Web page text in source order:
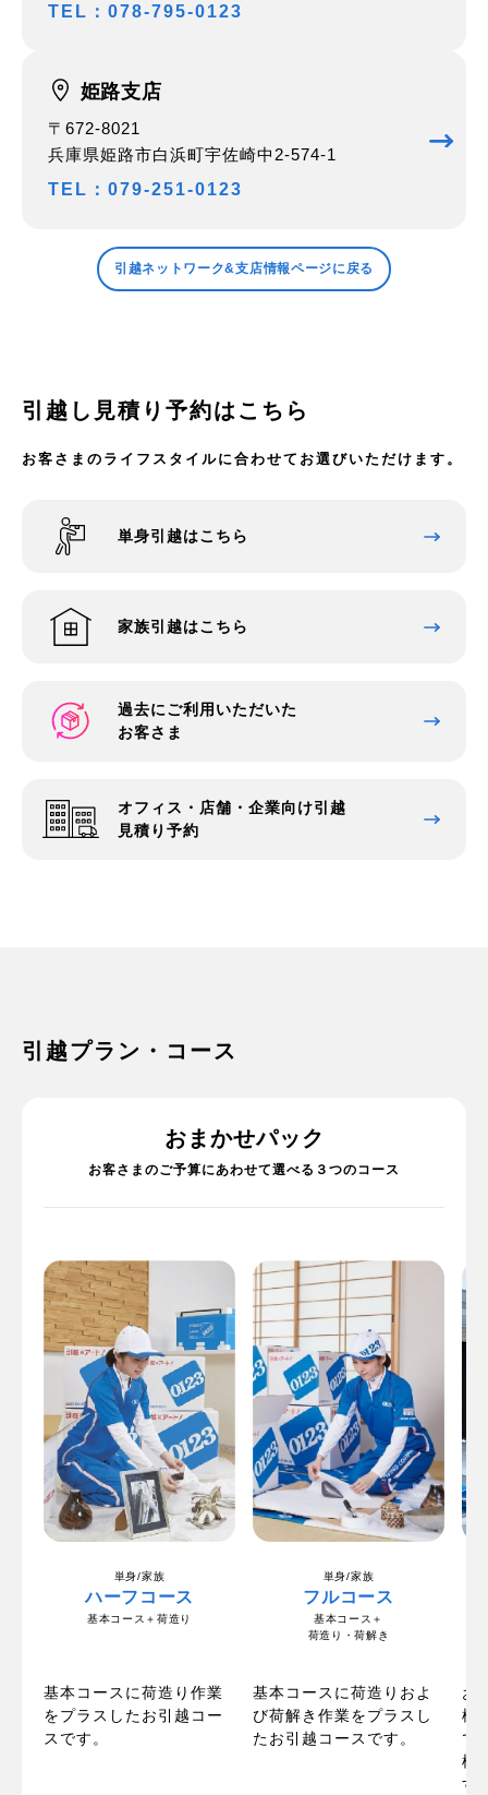
TEL：078-795-0123
姫路支店
〒672-8021
兵庫県姫路市白浜町宇佐崎中2-574-1
TEL：079-251-0123
引越ネットワーク&支店情報ページに戻る
引越し見積り予約はこちら
お客さまのライフスタイルに合わせてお選びいただけます。
単身引越はこちら
家族引越はこちら
過去にご利用いただいた
お客さま
オフィス・店舗・企業向け引越
見積り予約
引越プラン・コース
おまかせパック
お客さまのご予算にあわせて選べる３つのコース
単身/家族
ハーフコース
基本コース＋荷造り
基本コースに荷造り作業
をプラスしたお引越コー
スです。
単身/家族
フルコース
基本コース＋
荷造り・荷解き
基本コースに荷造りおよ
び荷解き作業をプラスし
たお引越コースです。
お
梱
で
標
す